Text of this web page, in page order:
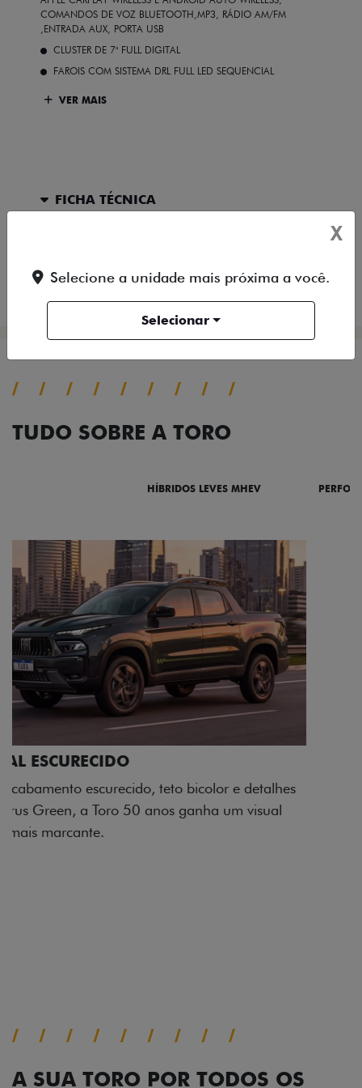
COMANDOS DE VOZ BLUETOOTH,MP3, RÁDIO AM/FM
,ENTRADA AUX, PORTA USB
CLUSTER DE 7" FULL DIGITAL
FAROIS COM SISTEMA DRL FULL LED SEQUENCIAL
VER MAIS
FICHA TÉCNICA
COMPARAR VERSÃO
TUDO SOBRE A TORO
HÍBRIDOS LEVES MHEV
ADESIVOS ESTILIZADOS
Os adesivos aplicados no capô e nas laterais
reforçam a identidade única dessa edição para lá de
comemorativa.
ÂNGULOS
X
Selecione a unidade mais próxima a você.
Selecionar